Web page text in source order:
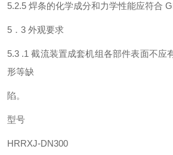
5.2.5 焊条的化学成分和力学性能应符合
5．3 外观要求
5.3 .1 截流装置成套机组各部件表面不应
形等缺
陷。
型号
HRRXJ-DN300